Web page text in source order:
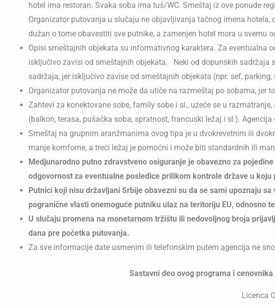
hotel ima restoran. Svaka soba ima tuš/WC. Smeštaj iz ove ponude
Organizator putovanja u slučaju ne objavljivanja tačnog imena
dužan o tome obavestiti sve putnike, a zamenjen hotel mora u svemu
Opisi smeštajnih objekata su informativnog karaktera. Za eventualna
isključivo zavisi od smeštajnih objekata. Neki od dopunskih
sadržaja, jer isključivo zavise od smeštajnih objekata (npr. sef,
Organizator putovanja ne može da utiče na razmeštaj po sobama, jer
Zahtevi za konektovane sobe, family sobe i sl., uzeće se u
(balkon, terasa, pušačka soba, spratnost, francuski ležaj i sl.).
Smeštaj na grupnim aranžmanima ovog tipa je u dvokrevetnim ili
manje komforne, a treći ležaj je pomoćni i može biti standardnih ili
Medjunarodno putno zdravstveno osiguranje je obavezno za
odgovornost za eventualne posledice prilikom kontrole države u
Putnici koji nisu državljani Srbije obavezni su da se sami upoznaju
pogranične vlasti onemoguće putniku ulaz na teritoriju EU, odnosno
U slučaju promena na monetarnom tržištu ili nedovoljnog broja
dana pre početka putovanja.
Za sve informacije date usmenim ili telefonskim putem agencija ne
Sastavni deo ovog programa i
Licenca